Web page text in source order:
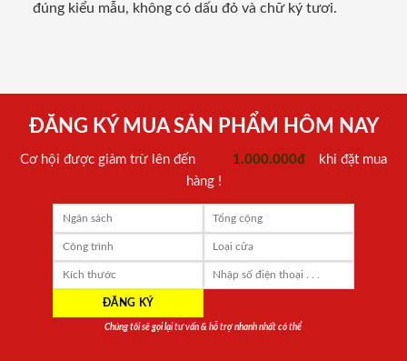
đúng kiểu mẫu, không có dấu đỏ và chữ ký tươi.
ĐĂNG KÝ MUA SẢN PHẨM HÔM NAY
Cơ hội được giảm trừ lên đến 1.000.000đ
khi đặt mua
hàng !
Chúng tôi sẽ gọi lại tư vấn & hỗ trợ nhanh nhất có thể